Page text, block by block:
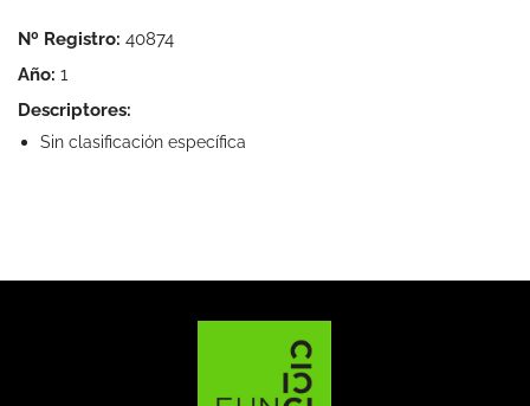
Nº Registro: 40874
Año: 1
Descriptores:
Sin clasificación específica